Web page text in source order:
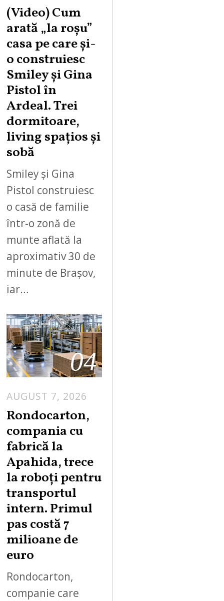
(Video) Cum
arată „la roşu”
casa pe care şi-
o construiesc
Smiley şi Gina
Pistol în
Ardeal. Trei
dormitoare,
living spațios și
sobă
Smiley și Gina
Pistol construiesc
o casă de familie
într-o zonă de
munte aflată la
aproximativ 30 de
minute de Brașov,
iar…
04
AUGUST 7, 2026
G
T
7
2
Rondocarton,
compania cu
fabrică la
Apahida, trece
la roboți pentru
transportul
intern. Primul
pas costă 7
milioane de
euro
Rondocarton,
companie care